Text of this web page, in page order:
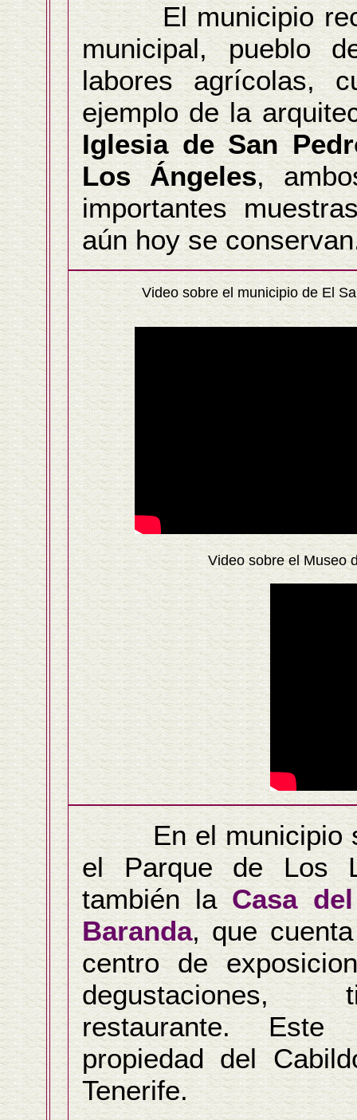
El municipio
municipal, pueblo
labores agrícolas,
ejemplo de la
Iglesia de San
Los Ángeles,
importantes
aún hoy se
Video sobre el municipio de El
Video sobre el Museo
En el municipio
el Parque de Los
también laCasa
Baranda, que
centro de
restaurante.
propiedad del
Tenerife.